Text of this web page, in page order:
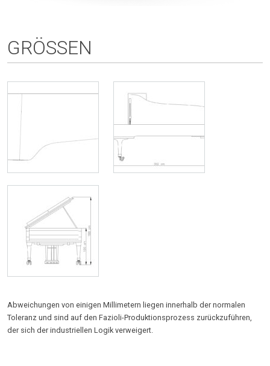
GRÖSSEN
Abweichungen von einigen Millimetern liegen innerhalb der normalen
Toleranz und sind auf den Fazioli-Produktionsprozess zurückzuführen,
der sich der industriellen Logik verweigert.